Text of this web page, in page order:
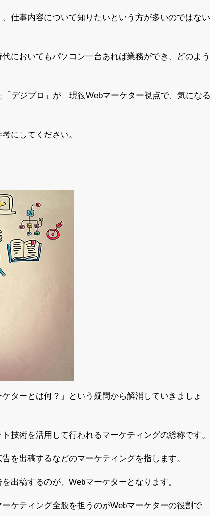
仕事内容について知りたいという方が多いのではない
においてもパソコン一台あれば業務ができ、どのよう
デジプロ」が、現役Webマーケター視点で、気になる
にしてください。
ターとは何？」という疑問から解消していきましょ
技術を活用して行われるマーケティングの総称です。
を出稿するなどのマーケティングを指します。
出稿するのが、Webマーケターとなります。
ケティング全般を担うのがWebマーケターの役割で